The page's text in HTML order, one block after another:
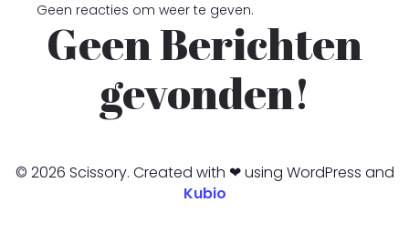
Geen reacties om weer te geven.
Geen Berichten
gevonden!
© 2026 Scissory. Created with ❤ using WordPress and
Kubio